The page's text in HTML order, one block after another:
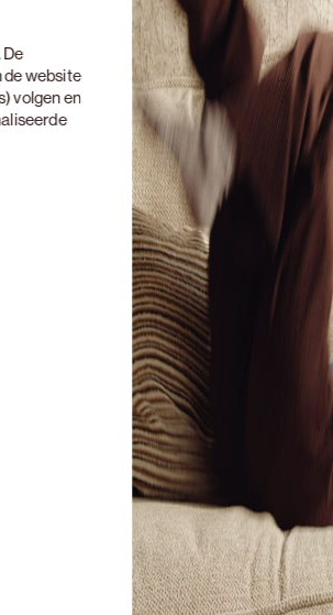
De
de website
volgen en